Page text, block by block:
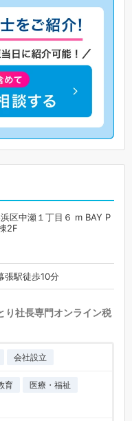
区中瀬１丁目６ m BAY P
2F
張駅徒歩10分
り社長専門オンライン税
会社設立
育
医療・福祉